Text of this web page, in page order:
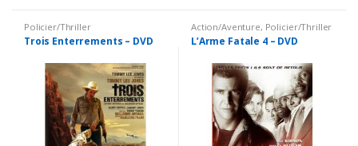
Policier/Thriller
Trois Enterrements – DVD
Action/Aventure, Policier/Thriller
L’Arme Fatale 4 – DVD